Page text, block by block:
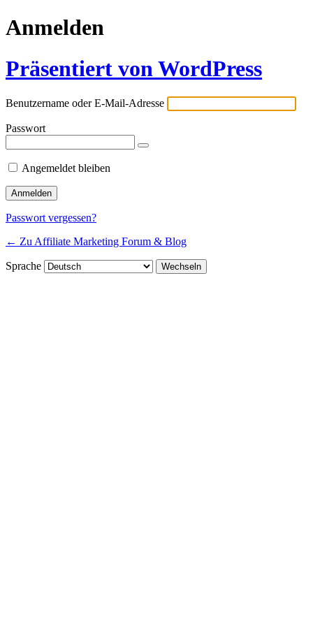
Anmelden
Präsentiert von WordPress
Benutzername oder E-Mail-Adresse
Passwort
Angemeldet bleiben
Passwort vergessen?
← Zu Affiliate Marketing Forum & Blog
Sprache